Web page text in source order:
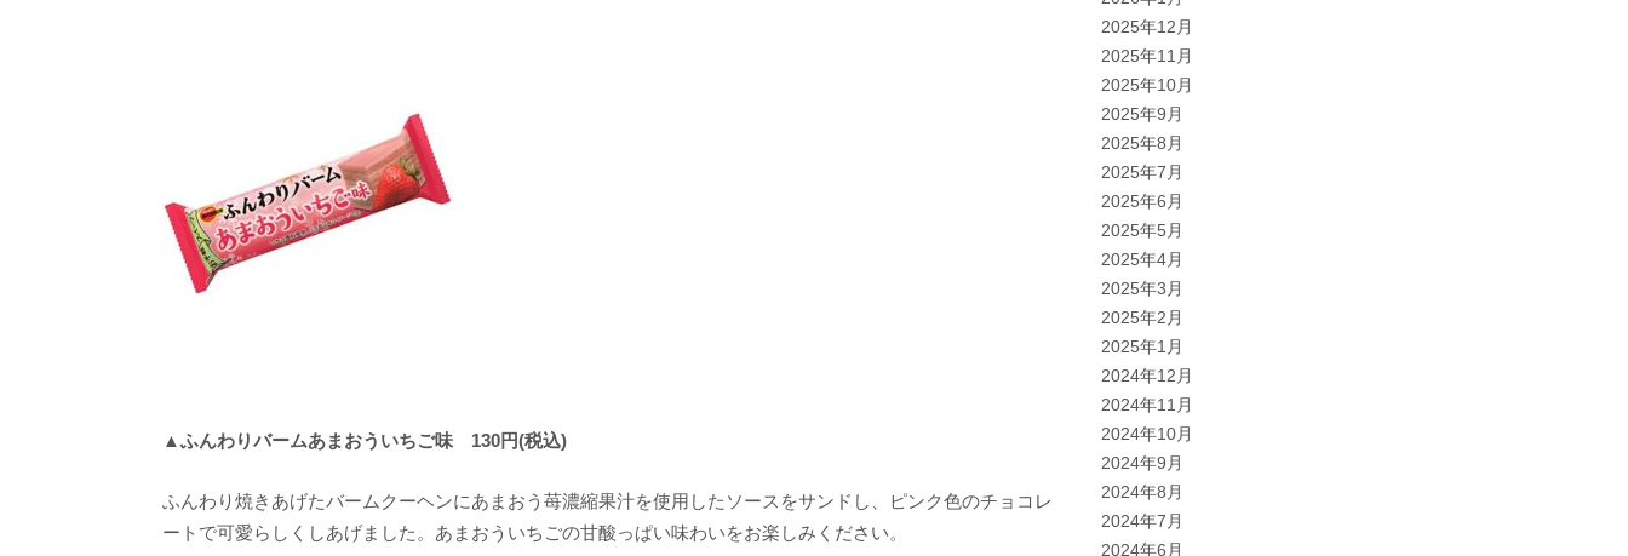
▲ふんわりバームあまおういちご味 130円(税込)
ふんわり焼きあげたバームクーヘンにあまおう苺濃縮果汁を使用したソースをサンドし、ピンク色のチョコレ
ートで可愛らしくしあげました。あまおういちごの甘酸っぱい味わいをお楽しみください。
2025年12月
2025年11月
2025年10月
2025年9月
2025年8月
2025年7月
2025年6月
2025年5月
2025年4月
2025年3月
2025年2月
2025年1月
2024年12月
2024年11月
2024年10月
2024年9月
2024年8月
2024年7月
2024年6月